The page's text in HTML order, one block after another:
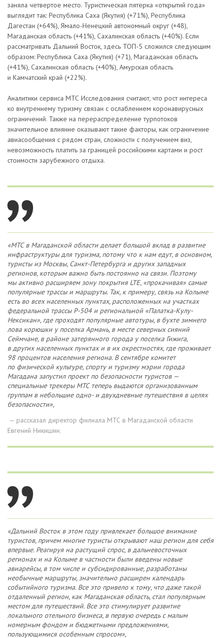
заняла четвертое место. Туристическая пятерка «открытий года»
выглядит так: Республика Саха (Якутия) (+71%), Республика
Дагестан (+64%), Ямало-Ненецкий автономный округ (+48),
Магаданская область (+41%), Сахалинская область (+40%). Если
рассматривать Дальний Восток, здесь ТОП-5 сложился следующим
образом: Республика Саха (Якутия) (+71), Магаданская область
(+41%), Сахалинская область (+40%), Амурская область
и Камчатский край (+22%).
Аналитики сервиса МТС Исследования считают, что рост интереса
ко внутреннему туризму связан с ослаблением коронавирусных
ограничений. Также на перераспределение турпотоков
значительное влияние оказывают такие факторы, как ограничение
авиасообщения с рядом стран, сложности с получением виз,
невозможность платить за границей российскими картами и рост
стоимости зарубежного отдыха.
«МТС в Магаданской области делает большой вклад в развитие
инфраструктуры для туризма, потому что к нам едут, в основном,
туристы из Москвы, Санкт-Петербурга и других западных
регионов, которым важно быть постоянно на связи. Поэтому
мы активно расширяем зону покрытия LTE, «прокачивая» самые
популярные трассы и маршруты. Так, к примеру, связь на Колыме
есть во всех населенных пунктах, расположенных на участках
федеральной трассы Р-504 и региональной «Палатка-Кулу-
Нексикан», где проходят популярные автотуры, в бухте зимнего
лова корюшки у поселка Армань, в месте северных сияний
Сеймчане, в районе затерянного города у поселка Гижига,
в других населенных пунктах и в их окрестностях, где проживает
98 процентов населения региона. В сентябре комитет
по физической культуре, спорту и туризму мэрии города
Магадана запустил проект по безопасности туристов —
специальные трекеры МТС теперь выдаются организованным
группам в небольшие одно- и двухдневные путешествия в целях
безопасности»,
— рассказал директор филиала МТС в Магаданской области
Евгений Никишин.
«Дальний Восток в этом году привлекает большое внимание
туристов, причем многие туристы открывают наш регион для себя
впервые. Реагируя на растущий спрос, в дальневосточных
регионах и на Колыме в частности были введены новые
авиарейсы, в том числе и субсидированные, разработаны
необычные маршруты, значительно расширен календарь
событийного туризма. Все это привело к тому, что даже такой
отдаленный регион, как Магаданская область, стал популярным
местом для путешествий. Все это стимулирует развитие
локального отельного бизнеса, в первую очередь с малым
номерным фондом и бюджетными предложениями,
пользующимися особенным спросом»,